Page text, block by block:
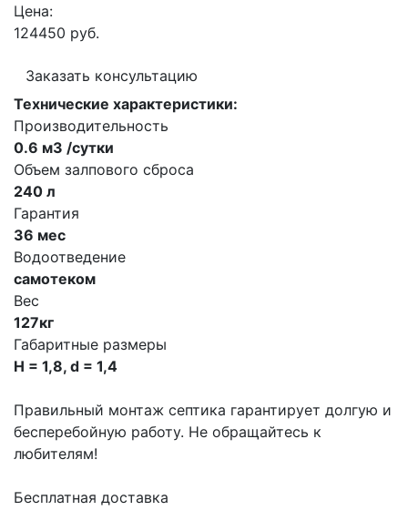
Цена:
124450 руб.
Заказать консультацию
Технические характеристики:
Производительность
0.6 м3 /сутки
Объем залпового сброса
240 л
Гарантия
36 мес
Водоотведение
самотеком
Вес
127кг
Габаритные размеры
H = 1,8, d = 1,4
Правильный монтаж септика гарантирует долгую и
бесперебойную работу. Не обращайтесь к
любителям!
Бесплатная доставка